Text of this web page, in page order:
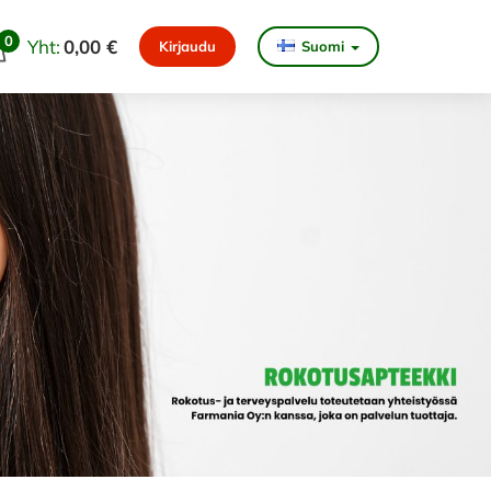
0 Yht:0,00 € Kirjaudu Suomi